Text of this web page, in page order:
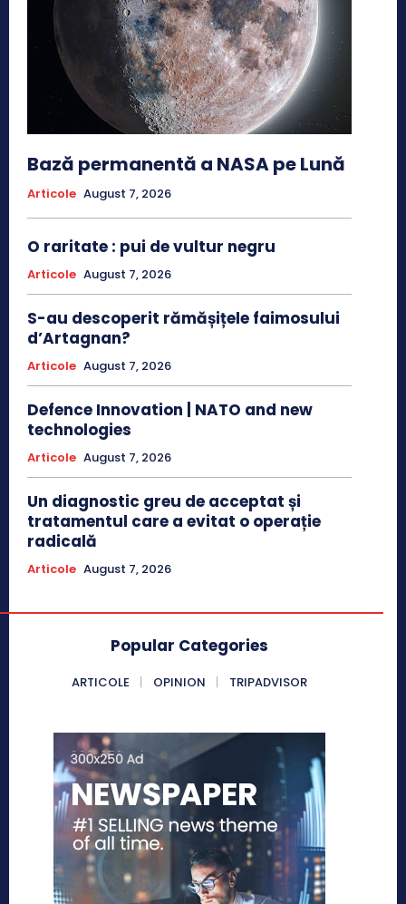
Bază permanentă a NASA pe Lună
Articole August 7, 2026
O raritate : pui de vultur negru
Articole August 7, 2026
S-au descoperit rămășițele faimosului
d’Artagnan?
Articole August 7, 2026
Defence Innovation | NATO and new
technologies
Articole August 7, 2026
Un diagnostic greu de acceptat și
tratamentul care a evitat o operație
radicală
Articole August 7, 2026
Popular Categories
ARTICOLE OPINION TRIPADVISOR